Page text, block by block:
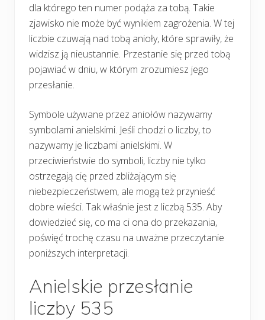
dla którego ten numer podąża za tobą. Takie
zjawisko nie może być wynikiem zagrożenia. W tej
liczbie czuwają nad tobą anioły, które sprawiły, że
widzisz ją nieustannie. Przestanie się przed tobą
pojawiać w dniu, w którym zrozumiesz jego
przesłanie.
Symbole używane przez aniołów nazywamy
symbolami anielskimi. Jeśli chodzi o liczby, to
nazywamy je liczbami anielskimi. W
przeciwieństwie do symboli, liczby nie tylko
ostrzegają cię przed zbliżającym się
niebezpieczeństwem, ale mogą też przynieść
dobre wieści. Tak właśnie jest z liczbą 535. Aby
dowiedzieć się, co ma ci ona do przekazania,
poświęć trochę czasu na uważne przeczytanie
poniższych interpretacji.
Anielskie przesłanie
liczby 535